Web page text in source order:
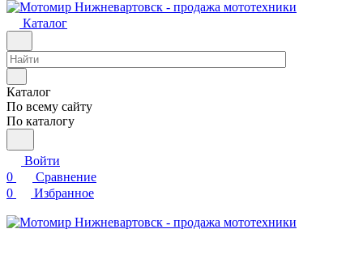
Каталог
Каталог
По всему сайту
По каталогу
Войти
0
Сравнение
0
Избранное